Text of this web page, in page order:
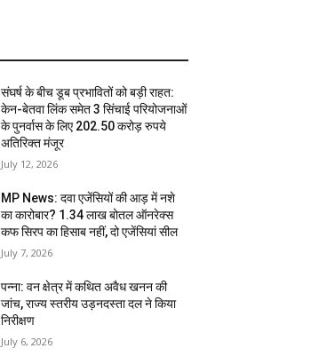
संघर्ष के बीच डूब प्रभावितों को बड़ी राहत:
केन-बेतवा लिंक समेत 3 सिंचाई परियोजनाओं
के पुनर्वास के लिए 202.50 करोड़ रुपये
अतिरिक्त मंजूर
July 12, 2026
MP News: दवा एजेंसियों की आड़ में नशे
का कारोबार? 1.34 लाख बोतल ऑनरेक्स
कफ सिरप का हिसाब नहीं, दो एजेंसियां सील
July 7, 2026
पन्ना: वन क्षेत्र में कथित अवैध खनन की
जांच, राज्य स्तरीय उड़नदस्ता दल ने किया
निरीक्षण
July 6, 2026